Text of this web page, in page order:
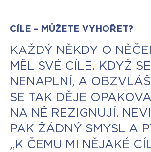
CÍLE – MŮŽETE VYHOŘET?
KAŽDÝ NĚKDY O
MĚL SVÉ CÍLE. KDYŽ
NENAPLNÍ, A
SE TAK DĚJE
NA NĚ REZIGNUJÍ.
PAK ŽÁDNÝ SMYSL A
„K ČEMU MI NĚJAKÉ